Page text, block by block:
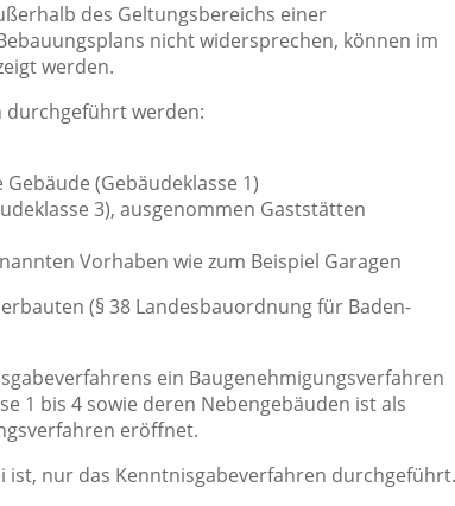
des Geltungsbereichs einer
nicht widersprechen, können im
werden.
durchgeführt werden:
(Gebäudeklasse 1)
3), ausgenommen Gaststätten
Vorhaben wie zum Beispiel Garagen
(§ 38 Landesbauordnung für Baden-
ein Baugenehmigungsverfahren
1 bis 4 sowie deren Nebengebäuden ist als
eröffnet.
nur das Kenntnisgabeverfahren durchgeführt.